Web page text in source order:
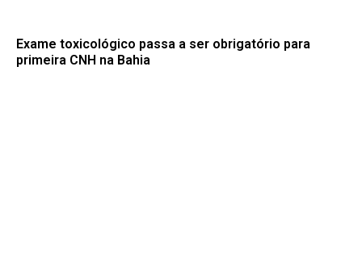
Exame toxicológico passa a ser obrigatório para
primeira CNH na Bahia